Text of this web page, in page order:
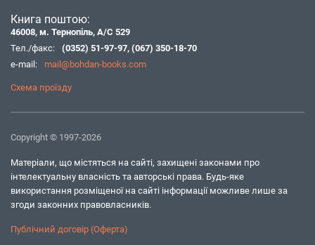
Книга поштою:
46008, м. Тернопіль, А/С 529
Тел./факс:
(0352) 51-97-97, (067) 350-18-70
e-mail:
mail@bohdan-books.com
Схема проїзду
Copyright © 1997-2026
Матеріали, що містяться на сайті, захищені законами про
інтелектуальну власність та авторські права. Будь-яке
використання розміщеної на сайті інформації можливе лише за
згоди законних правовласників.
Публічний договір (Оферта)